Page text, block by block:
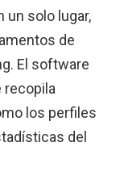
un solo lugar,
de
El software
recopila
los perfiles
del